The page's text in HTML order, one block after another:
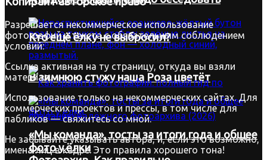
В зимнюю стужу наша Роза цветёт
«Мы команда», тосты за итоги года и общее
фото у ёлки
Кто ещё ёлку не выбросил?
Разрешается некоммерческое использование
фотографий и текста с обязательным соблюдением
условий:
Ссылка активная на ту страницу, откуда вы взяли
материал.
Использование только на некоммерческих сайтах. Для
коммерческих проектов и прессы, в том числе для
пабликов — свяжитесь со мной.
Не забывайте указывать автора, и, если это возможно,
имена лиц в кадре. Это правила хорошего тона!